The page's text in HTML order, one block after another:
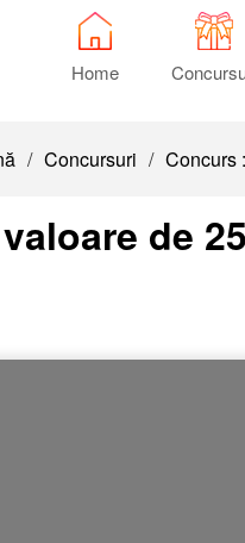
Home
/ Concursuri / Concurs
de